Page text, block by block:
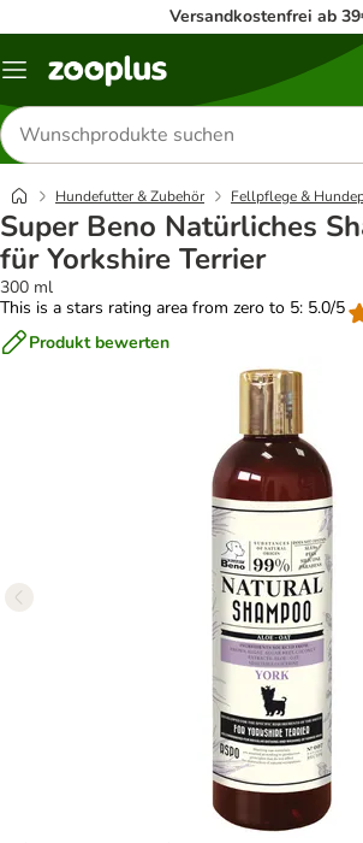
Versandkostenfrei ab
Menü
Produkte
suchen
Hundefutter & Zubehör Fellpflege &
Super Beno Natürliches
für Yorkshire Terrier
300 ml
This is a stars rating area from zero to 5: 5.0/5
Produkt bewerten